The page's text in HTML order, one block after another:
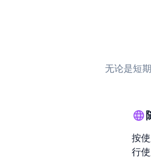
无论是短
按
行使